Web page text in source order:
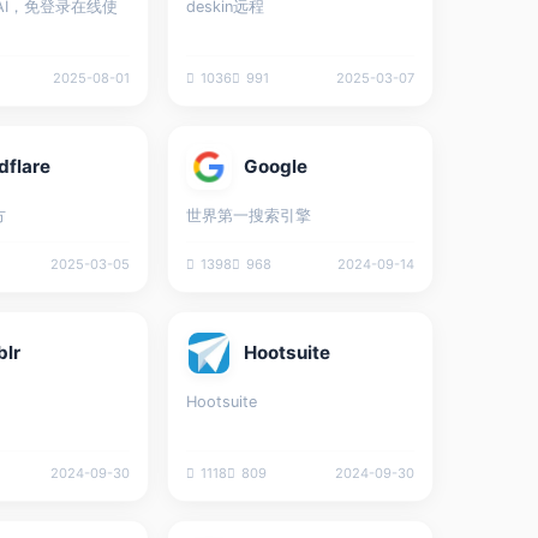
，免登录在线使
2025-08-01
deskin远程
1036 991 2025-03-07
2025-03-05
Google
世界第一搜索引擎
1398 968 2024-09-14
2024-09-30
Hootsuite
Hootsuite
1118 809 2024-09-30